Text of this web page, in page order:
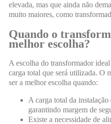
elevada, mas que ainda não
muito maiores, como
Quando o
melhor escolha?
A escolha do transformador
carga total que será utilizada. O
ser a melhor escolha quando:
A carga total da instalação
garantindo margem de
Existe a necessidade de